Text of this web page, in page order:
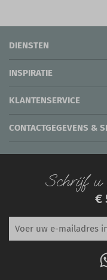
DIENSTEN
INSPIRATIE
KLANTENSERVICE
CONTACTGEGEVENS &
Schrijf u
€